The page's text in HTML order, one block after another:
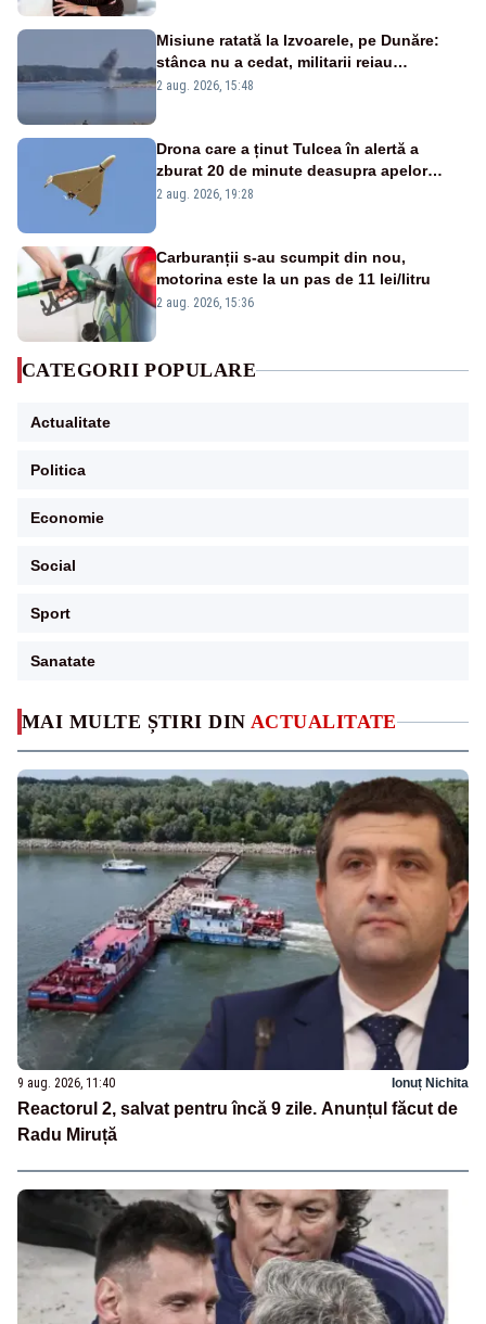
MAI MULTE ȘTIRI DIN ACTUALITATE
9 aug. 2026, 11:40 Ionuț Nichita
Reactorul 2, salvat pentru încă 9 zile. Anunțul făcut de
Radu Miruță
Misiune ratată la Izvoarele, pe Dunăre:
stânca nu a cedat, militarii reiau
detonările luni – VIDEO
2 aug. 2026, 15:48
Drona care a ținut Tulcea în alertă a
zburat 20 de minute deasupra apelor
României. Au fost ridicate două F-16
2 aug. 2026, 19:28
Carburanții s-au scumpit din nou,
motorina este la un pas de 11 lei/litru
2 aug. 2026, 15:36
CATEGORII POPULARE
Actualitate
Politica
Economie
Social
Sport
Sanatate